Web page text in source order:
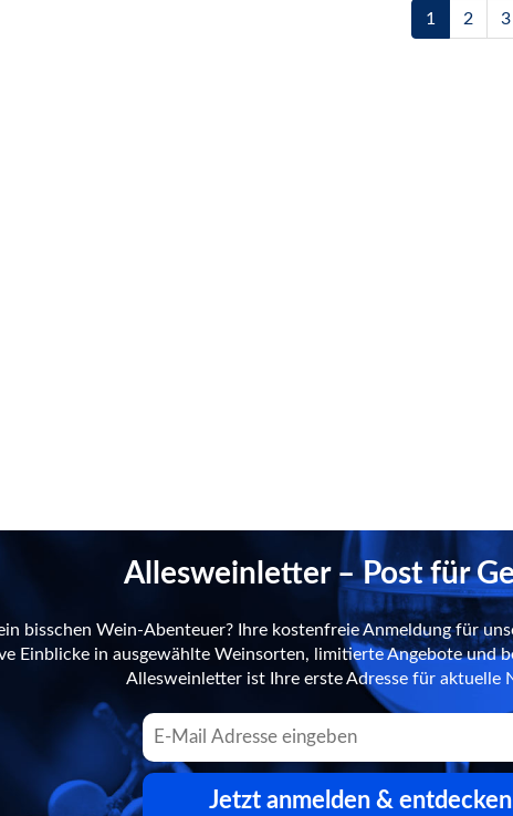
1 2 3
Allesweinletter – Post für
bisschen Wein-Abenteuer? Ihre kostenfreie Anmeldung für
Einblicke in ausgewählte Weinsorten, limitierte Angebote und
Allesweinletter ist Ihre erste Adresse für aktuelle
Jetzt anmelden &